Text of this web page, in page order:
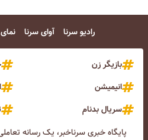
رادیو سرنا آوای سرنا
بازیگر زن
انیمیشن
سریال بدنام
پایگاه خبری سرناخبر، یک رسانه